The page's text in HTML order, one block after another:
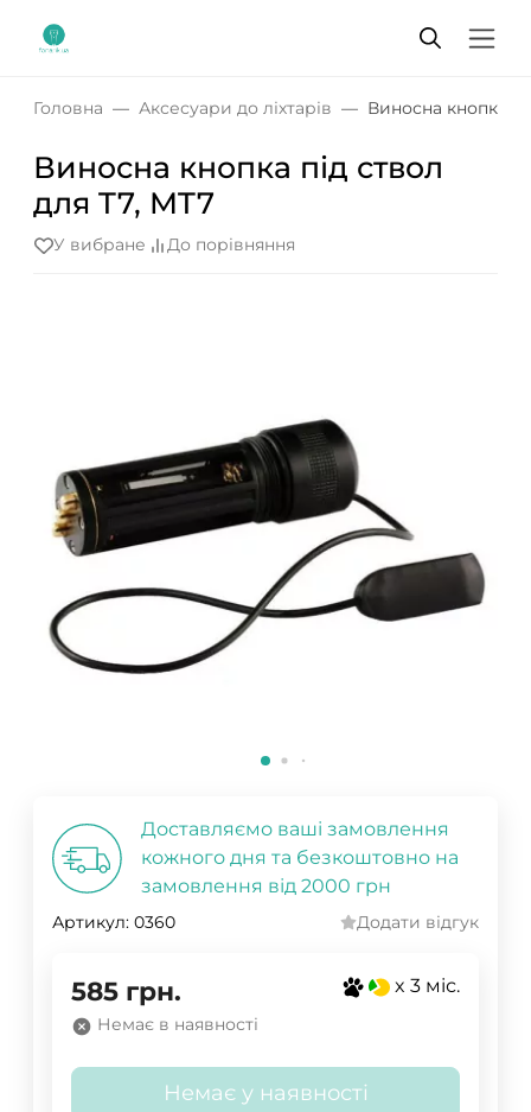
Головна Аксесуари до ліхтарів Виносна кнопка
Виносна кнопка під ствол
для T7, MT7
У вибране До порівняння
Доставляємо ваші замовлення
кожного дня та безкоштовно на
замовлення від 2000 грн
Артикул: 0360 Додати відгук
585 грн. x 3 міс.
Немає в наявності
Немає у наявності